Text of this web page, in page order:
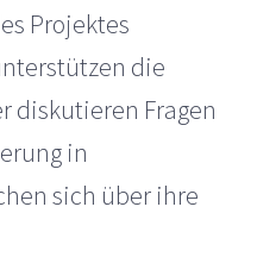
Projektes
die
diskutieren Fragen
in
sich über ihre